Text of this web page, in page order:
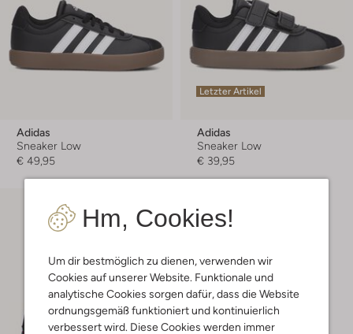
Hm, Cookies!
Um dir bestmöglich zu dienen, verwenden wir
Cookies auf unserer Website. Funktionale und
analytische Cookies sorgen dafür, dass die Website
ordnungsgemäß funktioniert und kontinuierlich
verbessert wird. Diese Cookies werden immer
Adidas
Sneaker Low
€ 49,95
Letzter Artikel
Adidas
Sneaker Low
€ 39,95